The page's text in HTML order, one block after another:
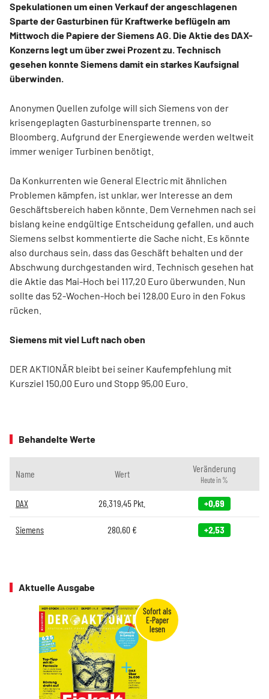
Spekulationen um einen Verkauf der angeschlagenen
Sparte der Gasturbinen für Kraftwerke beflügeln am
Mittwoch die Papiere der Siemens AG. Die Aktie des DAX-
Konzerns legt um über zwei Prozent zu. Technisch
gesehen konnte Siemens damit ein starkes Kaufsignal
überwinden.
Anonymen Quellen zufolge will sich Siemens von der
krisengeplagten Gasturbinensparte trennen, so
Bloomberg. Aufgrund der Energiewende werden weltweit
immer weniger Turbinen benötigt.
Da Konkurrenten wie General Electric mit ähnlichen
Problemen kämpfen, ist unklar, wer Interesse an dem
Geschäftsbereich haben könnte. Dem Vernehmen nach sei
bislang keine endgültige Entscheidung gefallen, und auch
Siemens selbst kommentierte die Sache nicht. Es könnte
also durchaus sein, dass das Geschäft behalten und der
Abschwung durchgestanden wird. Technisch gesehen hat
die Aktie das Mai-Hoch bei 117,20 Euro überwunden. Nun
sollte das 52-Wochen-Hoch bei 128,00 Euro in den Fokus
rücken.
Siemens mit viel Luft nach oben
DER AKTIONÄR bleibt bei seiner Kaufempfehlung mit
Kursziel 150,00 Euro und Stopp 95,00 Euro.
Behandelte Werte
Name Wert Veränderung
Heute in %
DAX 26.319,45 Pkt. +0,69
Siemens 280,60€ +2,53
Aktuelle Ausgabe